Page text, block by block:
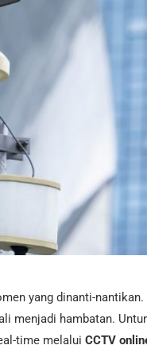
yang dinanti-
menjadi hambatan.
time melalui CCTV